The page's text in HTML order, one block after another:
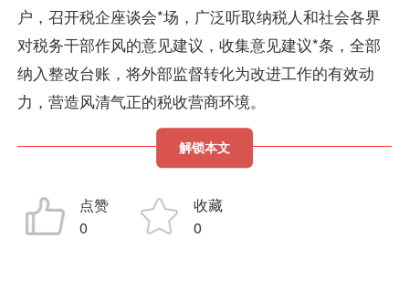
户，召开税企座谈会*场，广泛听取纳税人和社会各界
对税务干部作风的意见建议，收集意见建议*条，全部
纳入整改台账，将外部监督转化为改进工作的有效动
力，营造风清气正的税收营商环境。
解锁本文
点赞
0
收藏
0